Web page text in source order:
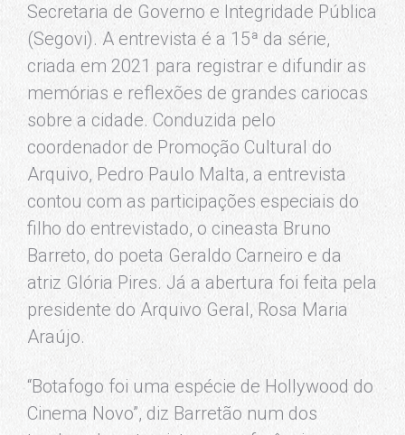
Secretaria de Governo e Integridade Pública
(Segovi). A entrevista é a 15ª da série,
criada em 2021 para registrar e difundir as
memórias e reflexões de grandes cariocas
sobre a cidade. Conduzida pelo
coordenador de Promoção Cultural do
Arquivo, Pedro Paulo Malta, a entrevista
contou com as participações especiais do
filho do entrevistado, o cineasta Bruno
Barreto, do poeta Geraldo Carneiro e da
atriz Glória Pires. Já a abertura foi feita pela
presidente do Arquivo Geral, Rosa Maria
Araújo.
“Botafogo foi uma espécie de Hollywood do
Cinema Novo”, diz Barretão num dos